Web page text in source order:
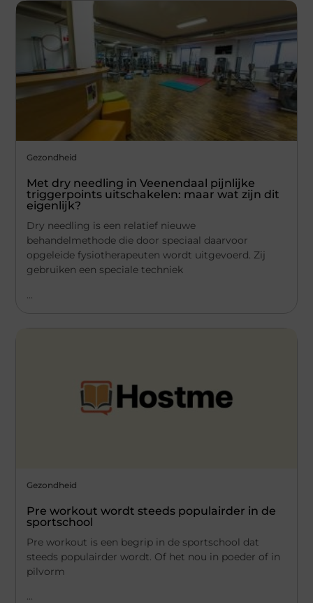
Gezondheid
Met dry needling in Veenendaal pijnlijke
triggerpoints uitschakelen: maar wat zijn dit
eigenlijk?
Dry needling is een relatief nieuwe
behandelmethode die door speciaal daarvoor
opgeleide fysiotherapeuten wordt uitgevoerd. Zij
gebruiken een speciale techniek
...
Gezondheid
Pre workout wordt steeds populairder in de
sportschool
Pre workout is een begrip in de sportschool dat
steeds populairder wordt. Of het nou in poeder of in
pilvorm
...